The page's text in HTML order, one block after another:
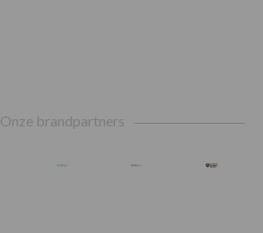
Onze brandpartners